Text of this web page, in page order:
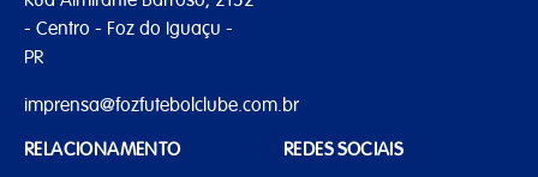
- Centro - Foz do Iguaçu -
PR
imprensa@fozfutebolclube.com.br
RELACIONAMENTO REDES SOCIAIS